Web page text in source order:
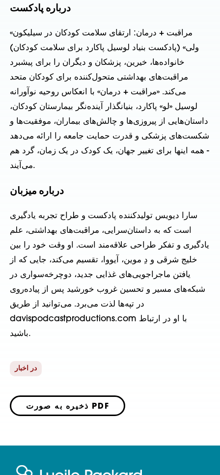
درباره پادکست
«مراقبت + درمان: ارتقای سلامت کودکان در سیلیکون
ولی» (پادکست بنیاد لوسیل پاکارد برای سلامت کودکان)
خانواده‌ها، خیرین، پزشکان و دیگران را برای پیشبرد
مراقبت‌های بهداشتی متحول‌کننده برای کودکان متحد
می‌کند. «مراقبت + درمان» با انعکاس روحیه نوآورانه
لوسیل «لو» پاکارد، بنیانگذار آینده‌نگر بیمارستان کودکان،
داستان‌هایی از پیروزی‌ها و چالش‌های بیماران، موفقیت‌ها و
شکست‌های پزشکی و قدرت حمایت جامعه را ارائه می‌دهد
- همه اینها برای تغییر جهان، یک کودک در یک زمان، گرد هم
می‌آیند.
درباره میزبان
سارا دیویس تولیدکننده پادکست و طراح تجربه یادگیری
است که به داستان‌سرایی، مراقبت‌های بهداشتی، علم
یادگیری و تفکر طراحی علاقه‌مند است. او وقت خود را بین
خلیج شرقی و دِ موین، آیووا، تقسیم می‌کند، جایی که از
یافتن ماجراجویی‌های غذایی جدید، دوچرخه‌سواری در
شبکه‌های مسیر و تحسین غروب خورشید پس از پیاده‌روی
در تپه‌ها لذت می‌برد. می‌توانید از طریق
davispodcastproductions.com با او در ارتباط
باشید.
در اخبار
ذخیره به صورت PDF